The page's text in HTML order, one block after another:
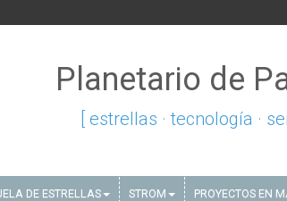
Planetario de
[ estrellas · tecnología ·
DE ESTRELLAS STROM PROYECTOS EN